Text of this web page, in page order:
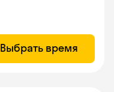
Выбрать время